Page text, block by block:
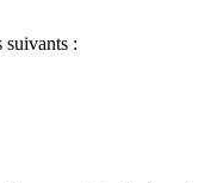
suivants :